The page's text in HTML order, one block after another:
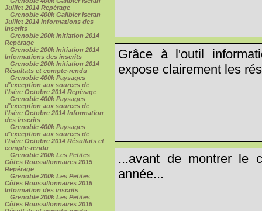
Juillet 2014 Repérage
Grenoble 400k Galibier Iseran
Juillet 2014 Informations des
inscrits
Grenoble 200k Initiation 2014
Repérage
Grenoble 200k Initiation 2014
Informations des inscrits
Grenoble 200k Initiation 2014
Résultats et compte-rendu
Grenoble 400k Paysages
d'exception aux sources de
l'Isère Octobre 2014 Repérage
Grenoble 400k Paysages
d'exception aux sources de
l'Isère Octobre 2014 Information
des inscrits
Grenoble 400k Paysages
d'exception aux sources de
l'Isère Octobre 2014 Résultats et
compte-rendu
Grenoble 200k Les Petites
Côtes Roussillonnaires 2015
Repérage
Grenoble 200k Les Petites
Côtes Roussillonnaires 2015
Information des inscrits
Grenoble 200k Les Petites
Côtes Roussillonnaires 2015
Grâce à l'outil
expose clairement les
...avant de montrer le
année...